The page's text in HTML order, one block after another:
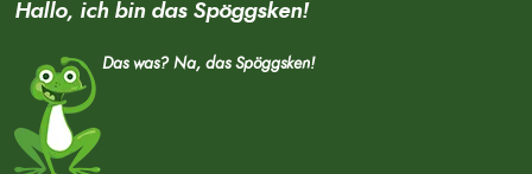
Hallo, ich bin das Spöggsken!
Das was? Na, das Spöggsken!